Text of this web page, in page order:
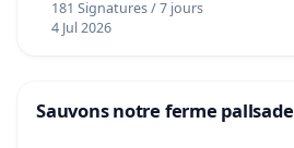
181 Signatures / 7 jours
4 Jul 2026
Sauvons notre ferme pallsade